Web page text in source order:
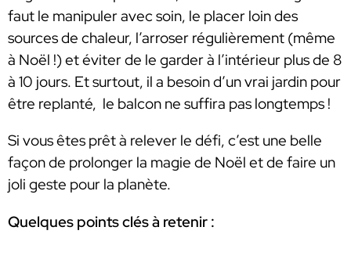
faut le manipuler avec soin, le placer loin des
sources de chaleur, l’arroser régulièrement (même
à Noël !) et éviter de le garder à l’intérieur plus de 8
à 10 jours. Et surtout, il a besoin d’un vrai jardin pour
être replanté, le balcon ne suffira pas longtemps !
Si vous êtes prêt à relever le défi, c’est une belle
façon de prolonger la magie de Noël et de faire un
joli geste pour la planète.
Quelques points clés à retenir :